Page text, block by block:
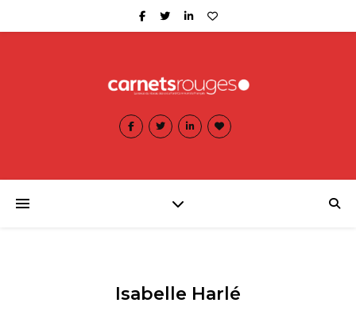
Isabelle Harlé